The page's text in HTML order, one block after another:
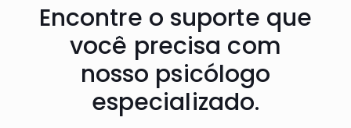
Encontre o suporte que
você precisa com
nosso psicólogo
especializado.